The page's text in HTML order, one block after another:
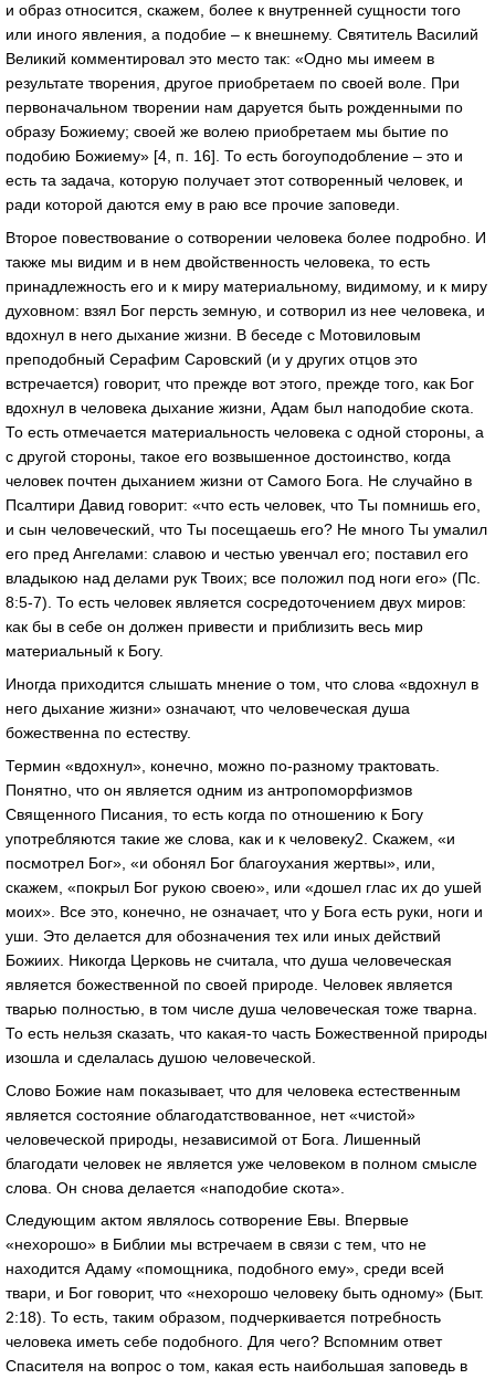
и образ относится, скажем, более к внутренней сущности того
или иного явления, а подобие – к внешнему. Святитель Василий
Великий комментировал это место так: «Одно мы имеем в
результате творения, другое приобретаем по своей воле. При
первоначальном творении нам даруется быть рожденными по
образу Божиему; своей же волею приобретаем мы бытие по
подобию Божиему» [4, п. 16]. То есть богоуподобление – это и
есть та задача, которую получает этот сотворенный человек, и
ради которой даются ему в раю все прочие заповеди.
Второе повествование о сотворении человека более подробно. И
также мы видим и в нем двойственность человека, то есть
принадлежность его и к миру материальному, видимому, и к миру
духовном: взял Бог персть земную, и сотворил из нее человека, и
вдохнул в него дыхание жизни. В беседе с Мотовиловым
преподобный Серафим Саровский (и у других отцов это
встречается) говорит, что прежде вот этого, прежде того, как Бог
вдохнул в человека дыхание жизни, Адам был наподобие скота.
То есть отмечается материальность человека с одной стороны, а
с другой стороны, такое его возвышенное достоинство, когда
человек почтен дыханием жизни от Самого Бога. Не случайно в
Псалтири Давид говорит: «что есть человек, что Ты помнишь его,
и сын человеческий, что Ты посещаешь его? Не много Ты умалил
его пред Ангелами: славою и честью увенчал его; поставил его
владыкою над делами рук Твоих; все положил под ноги его» (Пс.
8:5-7). То есть человек является сосредоточением двух миров:
как бы в себе он должен привести и приблизить весь мир
материальный к Богу.
Иногда приходится слышать мнение о том, что слова «вдохнул в
него дыхание жизни» означают, что человеческая душа
божественна по естеству.
Термин «вдохнул», конечно, можно по-разному трактовать.
Понятно, что он является одним из антропоморфизмов
Священного Писания, то есть когда по отношению к Богу
употребляются такие же слова, как и к человеку2. Скажем, «и
посмотрел Бог», «и обонял Бог благоухания жертвы», или,
скажем, «покрыл Бог рукою своею», или «дошел глас их до ушей
моих». Все это, конечно, не означает, что у Бога есть руки, ноги и
уши. Это делается для обозначения тех или иных действий
Божиих. Никогда Церковь не считала, что душа человеческая
является божественной по своей природе. Человек является
тварью полностью, в том числе душа человеческая тоже тварна.
То есть нельзя сказать, что какая-то часть Божественной природы
изошла и сделалась душою человеческой.
Слово Божие нам показывает, что для человека естественным
является состояние облагодатствованное, нет «чистой»
человеческой природы, независимой от Бога. Лишенный
благодати человек не является уже человеком в полном смысле
слова. Он снова делается «наподобие скота».
Следующим актом являлось сотворение Евы. Впервые
«нехорошо» в Библии мы встречаем в связи с тем, что не
находится Адаму «помощника, подобного ему», среди всей
твари, и Бог говорит, что «нехорошо человеку быть одному» (Быт.
2:18). То есть, таким образом, подчеркивается потребность
человека иметь себе подобного. Для чего? Вспомним ответ
Спасителя на вопрос о том, какая есть наибольшая заповедь в